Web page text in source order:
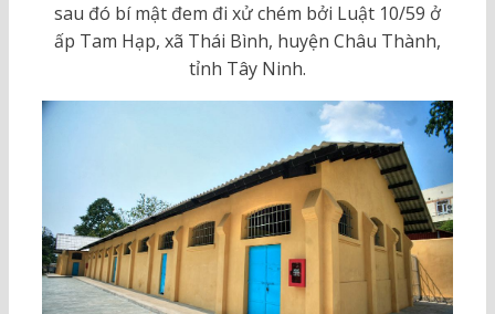
sau đó bí mật đem đi xử chém bởi Luật 10/59 ở
ấp Tam Hạp, xã Thái Bình, huyện Châu Thành,
tỉnh Tây Ninh.